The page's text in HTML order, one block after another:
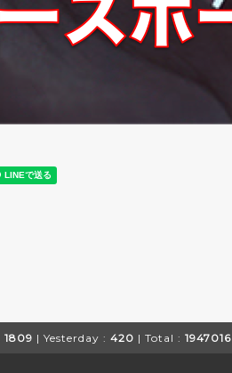
1809 | Yesterday : 420 | Total : 1947016